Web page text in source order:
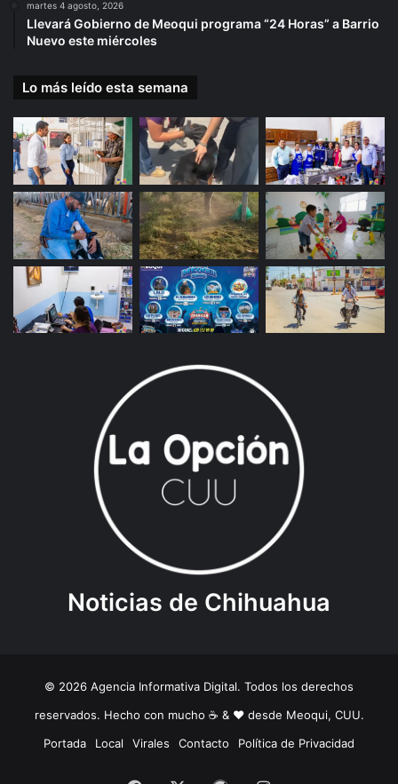
martes 4 agosto, 2026
Llevará Gobierno de Meoqui programa “24 Horas” a Barrio
Nuevo este miércoles
Lo más leído esta semana
Noticias de Chihuahua
© 2026 Agencia Informativa Digital. Todos los derechos
reservados. Hecho con mucho ☕️ & ❤️ desde Meoqui, CUU.
Portada
Local Virales Contacto Política de Privacidad